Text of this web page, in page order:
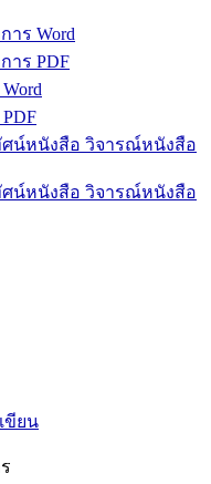
าร Word
าร PDF
น์หนังสือ วิจารณ์หนังสือ
น์หนังสือ วิจารณ์หนังสือ
ขียน